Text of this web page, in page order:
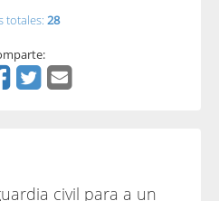
totales: 28
civil para a un